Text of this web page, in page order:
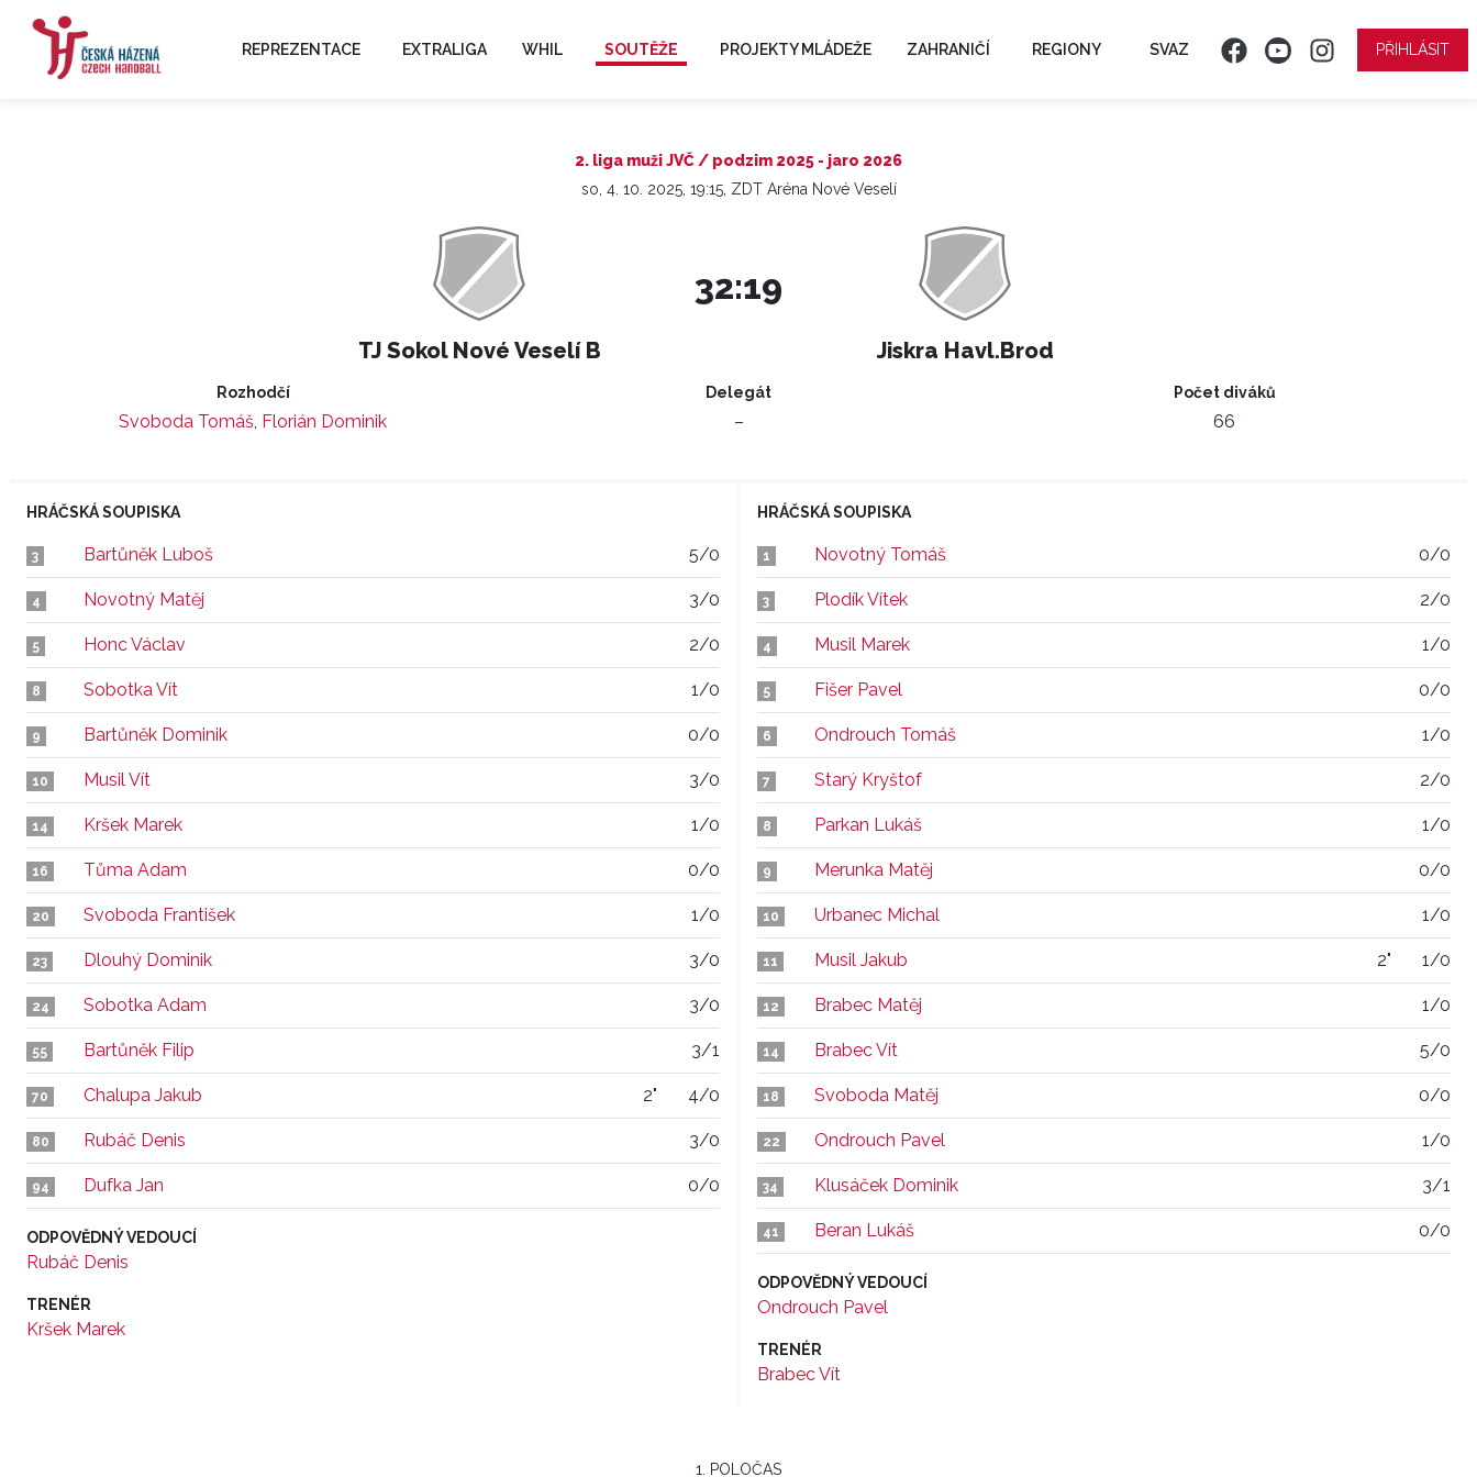
REPREZENTACE EXTRALIGA WHIL SOUTĚŽE PROJEKTY MLÁDEŽE ZAHRANIČÍ REGIONY SVAZ PŘIHLÁSIT
2. liga muži JVČ / podzim 2025 - jaro 2026
so, 4. 10. 2025, 19:15, ZDT Aréna Nové Veselí
TJ Sokol Nové Veselí B
32:19
Jiskra Havl.Brod
Rozhodčí
Svoboda Tomáš, Florián Dominik
Delegát
–
Počet diváků
66
HRÁČSKÁ SOUPISKA
3 Bartůněk Luboš 5/0
4 Novotný Matěj 3/0
5 Honc Václav 2/0
8 Sobotka Vít 1/0
9 Bartůněk Dominik 0/0
10 Musil Vít 3/0
14 Kršek Marek 1/0
16 Tůma Adam 0/0
20 Svoboda František 1/0
23 Dlouhý Dominik 3/0
24 Sobotka Adam 3/0
55 Bartůněk Filip 3/1
70 Chalupa Jakub 2" 4/0
80 Rubáč Denis 3/0
94 Dufka Jan 0/0
ODPOVĚDNÝ VEDOUCÍ
Rubáč Denis
TRENÉR
Kršek Marek
HRÁČSKÁ SOUPISKA
1 Novotný Tomáš 0/0
3 Plodík Vítek 2/0
4 Musil Marek 1/0
5 Fišer Pavel 0/0
6 Ondrouch Tomáš 1/0
7 Starý Kryštof 2/0
8 Parkan Lukáš 1/0
9 Merunka Matěj 0/0
10 Urbanec Michal 1/0
11 Musil Jakub 2" 1/0
12 Brabec Matěj 1/0
14 Brabec Vít 5/0
18 Svoboda Matěj 0/0
22 Ondrouch Pavel 1/0
34 Klusáček Dominik 3/1
41 Beran Lukáš 0/0
ODPOVĚDNÝ VEDOUCÍ
Ondrouch Pavel
TRENÉR
Brabec Vít
1. POLOČAS